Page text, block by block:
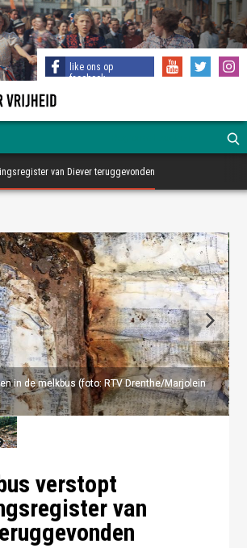
like ons op
facebook
van Diever teruggevonden
in de melkbus (foto: RTV Drenthe/Marjolein
in de melkbus (foto: RTV Drenthe/Marjolein
verstopt
van